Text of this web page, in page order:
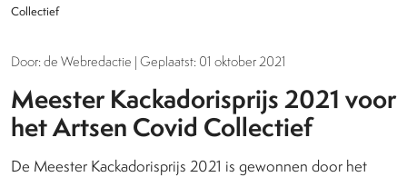
Collectief
Door: de Webredactie | Geplaatst: 01 oktober 2021
Meester Kackadorisprijs 2021 voor
het Artsen Covid Collectief
De Meester Kackadorisprijs 2021 is gewonnen door het